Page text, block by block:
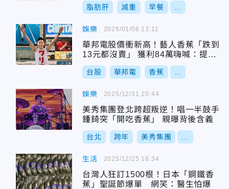
脂肪肝 減重 早餐
娛樂
華邦電股價衝新高！藝人香蕉「跌到
13元都沒賣」 獲利84萬嗨喊：提早
圓夢
台股 華邦電 香蕉
2026/01/06 13:11
娛樂
美秀集團登北跨超叛逆！唱一半鼓手
鍾錡突「開吃香蕉」 親曝背後含義
台北 跨年 美秀集團
2025/12/31 20:44
生活
台灣人狂訂1500根！日本「鋼鐵香
蕉」聖誕節爆單 網笑：醫生怕爆
2025/12/25 16:34